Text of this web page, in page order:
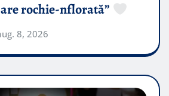
rochie-nflorată”
8, 2026